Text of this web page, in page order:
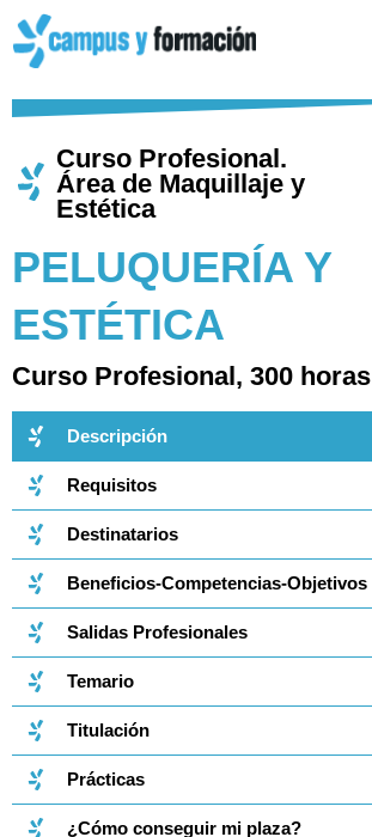
contenido
Curso Profesional.
Área de Maquillaje y
Estética​​
PELUQUERÍA Y
ESTÉTICA​
Curso Profesional, 300 horas​
Descripción
Requisitos
Destinatarios
Beneficios-Competencias-Objetivos
Salidas Profesionales
Temario
Titulación
Prácticas
¿Cómo conseguir mi plaza?